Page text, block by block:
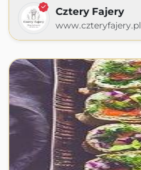
Cztery Fajery
www.czteryfajery.pl